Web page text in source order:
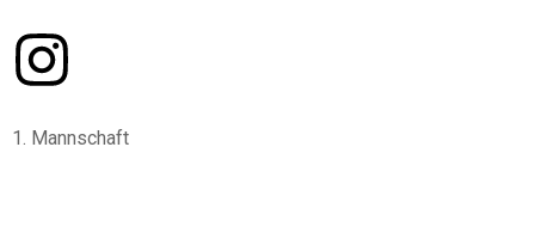
1. Mannschaft